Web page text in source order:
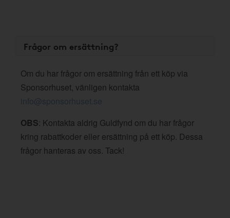
Frågor om ersättning?
Om du har frågor om ersättning från ett köp via
Sponsorhuset, vänligen kontakta
info@sponsorhuset.se
OBS: Kontakta aldrig Guldfynd om du har frågor
kring rabattkoder eller ersättning på ett köp. Dessa
frågor hanteras av oss. Tack!